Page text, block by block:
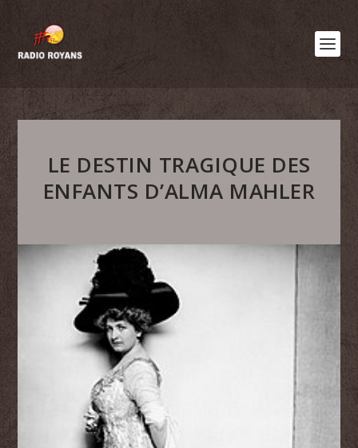
LE DESTIN TRAGIQUE DES
ENFANTS D’ALMA MAHLER